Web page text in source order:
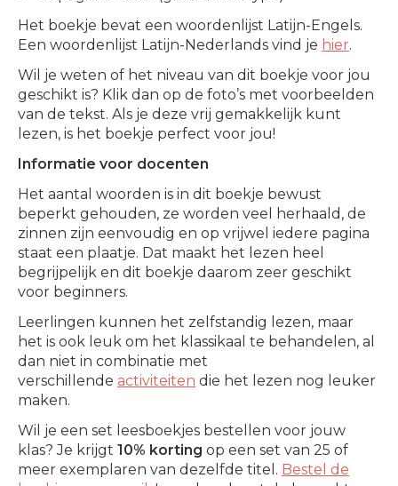
Het boekje bevat een woordenlijst Latijn-Engels.
Een woordenlijst Latijn-Nederlands vind je hier.
Wil je weten of het niveau van dit boekje voor jou
geschikt is? Klik dan op de foto’s met voorbeelden
van de tekst. Als je deze vrij gemakkelijk kunt
lezen, is het boekje perfect voor jou!
Informatie voor docenten
Het aantal woorden is in dit boekje bewust
beperkt gehouden, ze worden veel herhaald, de
zinnen zijn eenvoudig en op vrijwel iedere pagina
staat een plaatje. Dat maakt het lezen heel
begrijpelijk en dit boekje daarom zeer geschikt
voor beginners.
Leerlingen kunnen het zelfstandig lezen, maar
het is ook leuk om het klassikaal te behandelen, al
dan niet in combinatie met
verschillende activiteiten die het lezen nog leuker
maken.
Wil je een set leesboekjes bestellen voor jouw
klas? Je krijgt 10% korting op een set van 25 of
meer exemplaren van dezelfde titel. Bestel de